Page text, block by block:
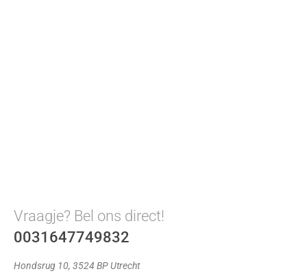
Vraagje? Bel ons direct!
0031647749832
Hondsrug 10, 3524 BP Utrecht